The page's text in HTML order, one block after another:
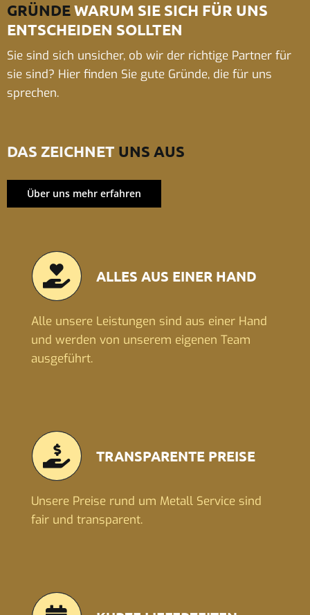
GRÜNDEWARUM SIE SICH FÜR UNS
ENTSCHEIDEN SOLLTEN
Sie sind sich unsicher, ob wir der richtige Partner für
sie sind? Hier finden Sie gute Gründe, die für uns
sprechen.
DAS ZEICHNET UNS AUS
Über uns mehr erfahren
ALLES AUS EINER HAND
Alle unsere Leistungen sind aus einer Hand
und werden von unserem eigenen Team
ausgeführt.
TRANSPARENTE PREISE
Unsere Preise rund um Metall Service sind
fair und transparent.